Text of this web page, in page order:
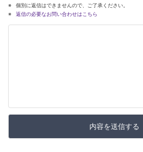
個別に返信はできませんので、ご了承ください。
返信の必要なお問い合わせはこちら
内容を送信する